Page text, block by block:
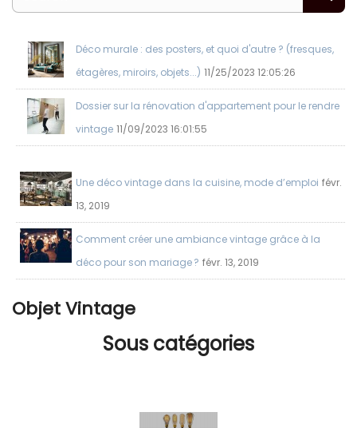
chambre osez l'originalité. Toute la catégorie d'objet est
trouverez des produits adaptés à l'adulte ou l'enfant.
Commander sur notre site : votre ampoule, coussin,
pochoir, tasse ou réveil pas cher.
Déco murale : des posters, et quoi d'autre ? (fresques,
étagères, miroirs, objets...) 11/25/2023 12:05:26
Dossier sur la rénovation d'appartement pour le rendre
vintage 11/09/2023 16:01:55
Une déco vintage dans la cuisine, mode d’emploi févr.
13, 2019
Comment créer une ambiance vintage grâce à la
déco pour son mariage ? févr. 13, 2019
Objet Vintage
Sous catégories